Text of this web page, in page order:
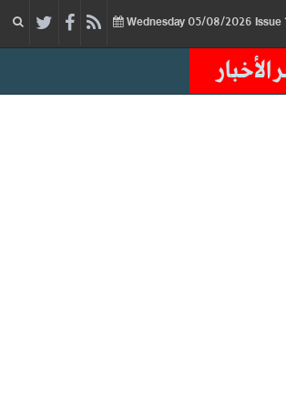
05/08/2026 Issue
الأخبار